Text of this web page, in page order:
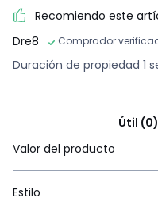
Recomiendo este
Dre8
Comprador
Duración de propiedad 1
Útil (0)
Valor del producto
Estilo